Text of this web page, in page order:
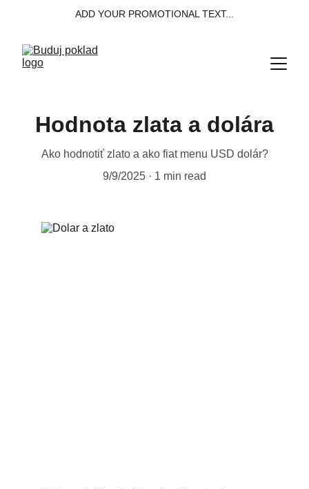
ADD YOUR PROMOTIONAL TEXT...
Hodnota zlata a dolára
Ako hodnotiť zlato a ako fiat menu USD dolár?
9/9/2025
1 min read